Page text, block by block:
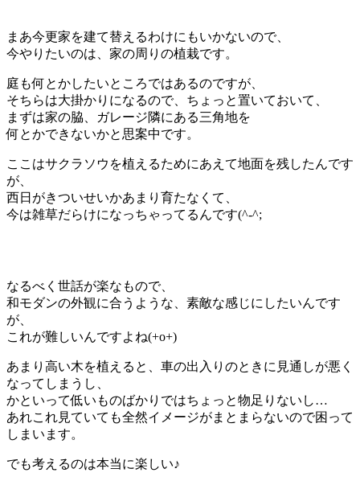
まあ今更家を建て替えるわけにもいかないので、
今やりたいのは、家の周りの植栽です。
庭も何とかしたいところではあるのですが、
そちらは大掛かりになるので、ちょっと置いておいて、
まずは家の脇、ガレージ隣にある三角地を
何とかできないかと思案中です。
ここはサクラソウを植えるためにあえて地面を残したんです
が、
西日がきついせいかあまり育たなくて、
今は雑草だらけになっちゃってるんです(^-^;
なるべく世話が楽なもので、
和モダンの外観に合うような、素敵な感じにしたいんです
が、
これが難しいんですよね(+o+)
あまり高い木を植えると、車の出入りのときに見通しが悪く
なってしまうし、
かといって低いものばかりではちょっと物足りないし…
あれこれ見ていても全然イメージがまとまらないので困って
しまいます。
でも考えるのは本当に楽しい♪